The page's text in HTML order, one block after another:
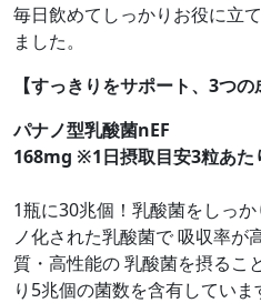
毎日飲めてしっかりお役に立
ました。
【すっきりをサポート、3つの
パナノ型乳酸菌nEF
168mg ※1日摂取目安3粒あた
1瓶に30兆個！乳酸菌をしっ
ノ化された乳酸菌で 吸収率が
質・高性能の 乳酸菌を摂るこ
り5兆個の菌数を含有していま